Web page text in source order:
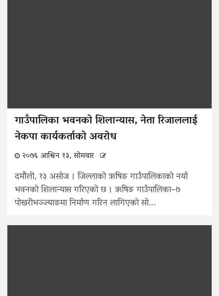
गाउँपालिका भवनको शिलान्यास, नेता रिजाललाई
नेकपा कार्यकर्ताको अवरोध
२०७६ आश्विन १३, सोमवार
दमौली, १३ असोज । जिल्लाको ऋषिङ गाउँपालिकाको नयाँ
भवनको शिलान्यास गरिएको छ । ऋषिङ गाउँपालिका–७
पोखरीभञ्ज्याङमा निर्माण गरिन लागिएको सो...